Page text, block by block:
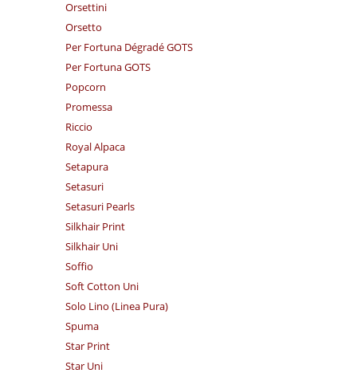
Orsettini
Orsetto
Per Fortuna Dégradé GOTS
Per Fortuna GOTS
Popcorn
Promessa
Riccio
Royal Alpaca
Setapura
Setasuri
Setasuri Pearls
Silkhair Print
Silkhair Uni
Soffio
Soft Cotton Uni
Solo Lino (Linea Pura)
Spuma
Star Print
Star Uni